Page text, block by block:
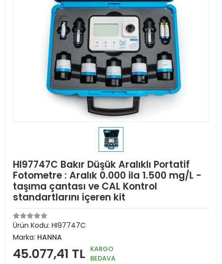
HI97747C Bakır Düşük Aralıklı Portatif
Fotometre : Aralık 0.000 ila 1.500 mg/L -
taşıma çantası ve CAL Kontrol
standartlarını içeren kit
Ürün Kodu: HI97747C
Marka: HANNA
45.077,41 TL KARGO
BEDAVA